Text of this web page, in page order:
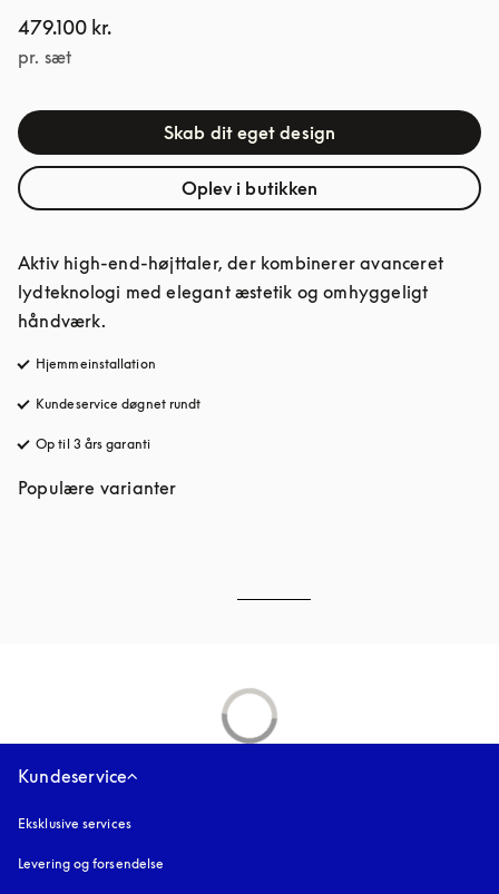
479.100 kr.
pr. sæt
Skab dit eget design
Oplev i butikken
Aktiv high-end-højttaler, der kombinerer avanceret
lydteknologi med elegant æstetik og omhyggeligt
håndværk.
Hjemmeinstallation
Kundeservice døgnet rundt
Op til 3 års garanti
Populære varianter
Kundeservice
Eksklusive services
Levering og forsendelse